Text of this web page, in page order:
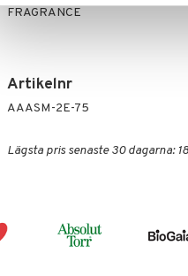
FRAGRANCE
Artikelnr
AAASM-2E-75
Lägsta pris senaste 30 dagarna: